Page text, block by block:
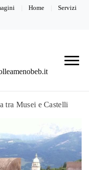
Home Servizi
tra Musei e Castelli